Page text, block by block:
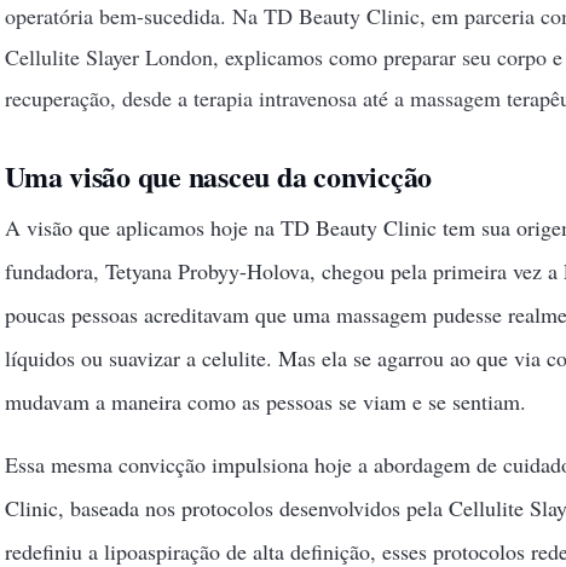
operatória bem-sucedida. Na TD Beauty Clinic, em parceria
Cellulite Slayer London, explicamos como preparar seu corpo
recuperação, desde a terapia intravenosa até a massagem
Uma visão que nasceu da convicção
A visão que aplicamos hoje na TD Beauty Clinic tem sua
fundadora, Tetyana Probyy-Holova, chegou pela primeira vez
poucas pessoas acreditavam que uma massagem pudesse
líquidos ou suavizar a celulite. Mas ela se agarrou ao que via
mudavam a maneira como as pessoas se viam e se sentiam.
Essa mesma convicção impulsiona hoje a abordagem de
Clinic, baseada nos protocolos desenvolvidos pela Cellulite
redefiniu a lipoaspiração de alta definição, esses protocolos